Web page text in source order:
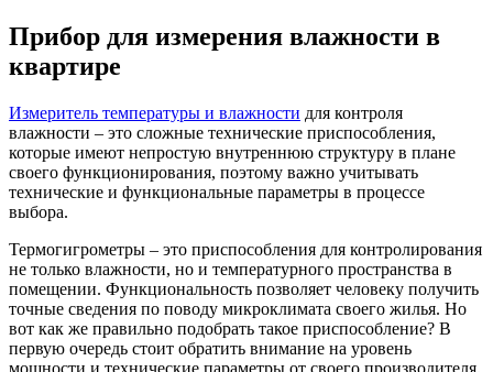
Прибор для измерения влажности в
квартире
Измеритель температуры и влажности для контроля
влажности – это сложные технические приспособления,
которые имеют непростую внутреннюю структуру в плане
своего функционирования, поэтому важно учитывать
технические и функциональные параметры в процессе
выбора.
Термогигрометры – это приспособления для контролирования
не только влажности, но и температурного пространства в
помещении. Функциональность позволяет человеку получить
точные сведения по поводу микроклимата своего жилья. Но
вот как же правильно подобрать такое приспособление? В
первую очередь стоит обратить внимание на уровень
мощности и технические параметры от своего производителя,